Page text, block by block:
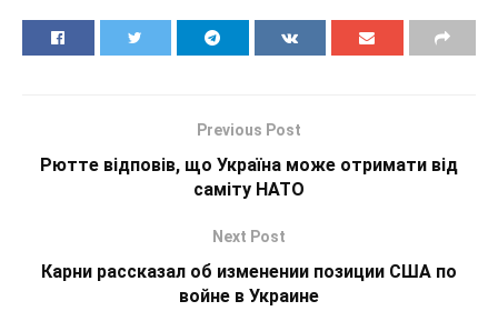
Previous Post
Рютте відповів, що Україна може отримати від
саміту НАТО
Next Post
Карни рассказал об изменении позиции США по
войне в Украине